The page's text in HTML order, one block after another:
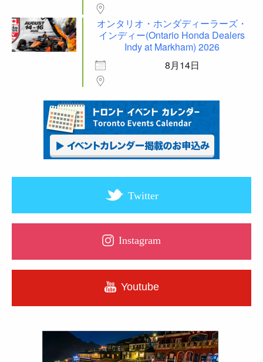
オンタリオ・ホンダディーラーズ・
インディー(Ontario Honda Dealers
Indy at Markham) 2026
8月14日
Twitter
Instagram
Youtube